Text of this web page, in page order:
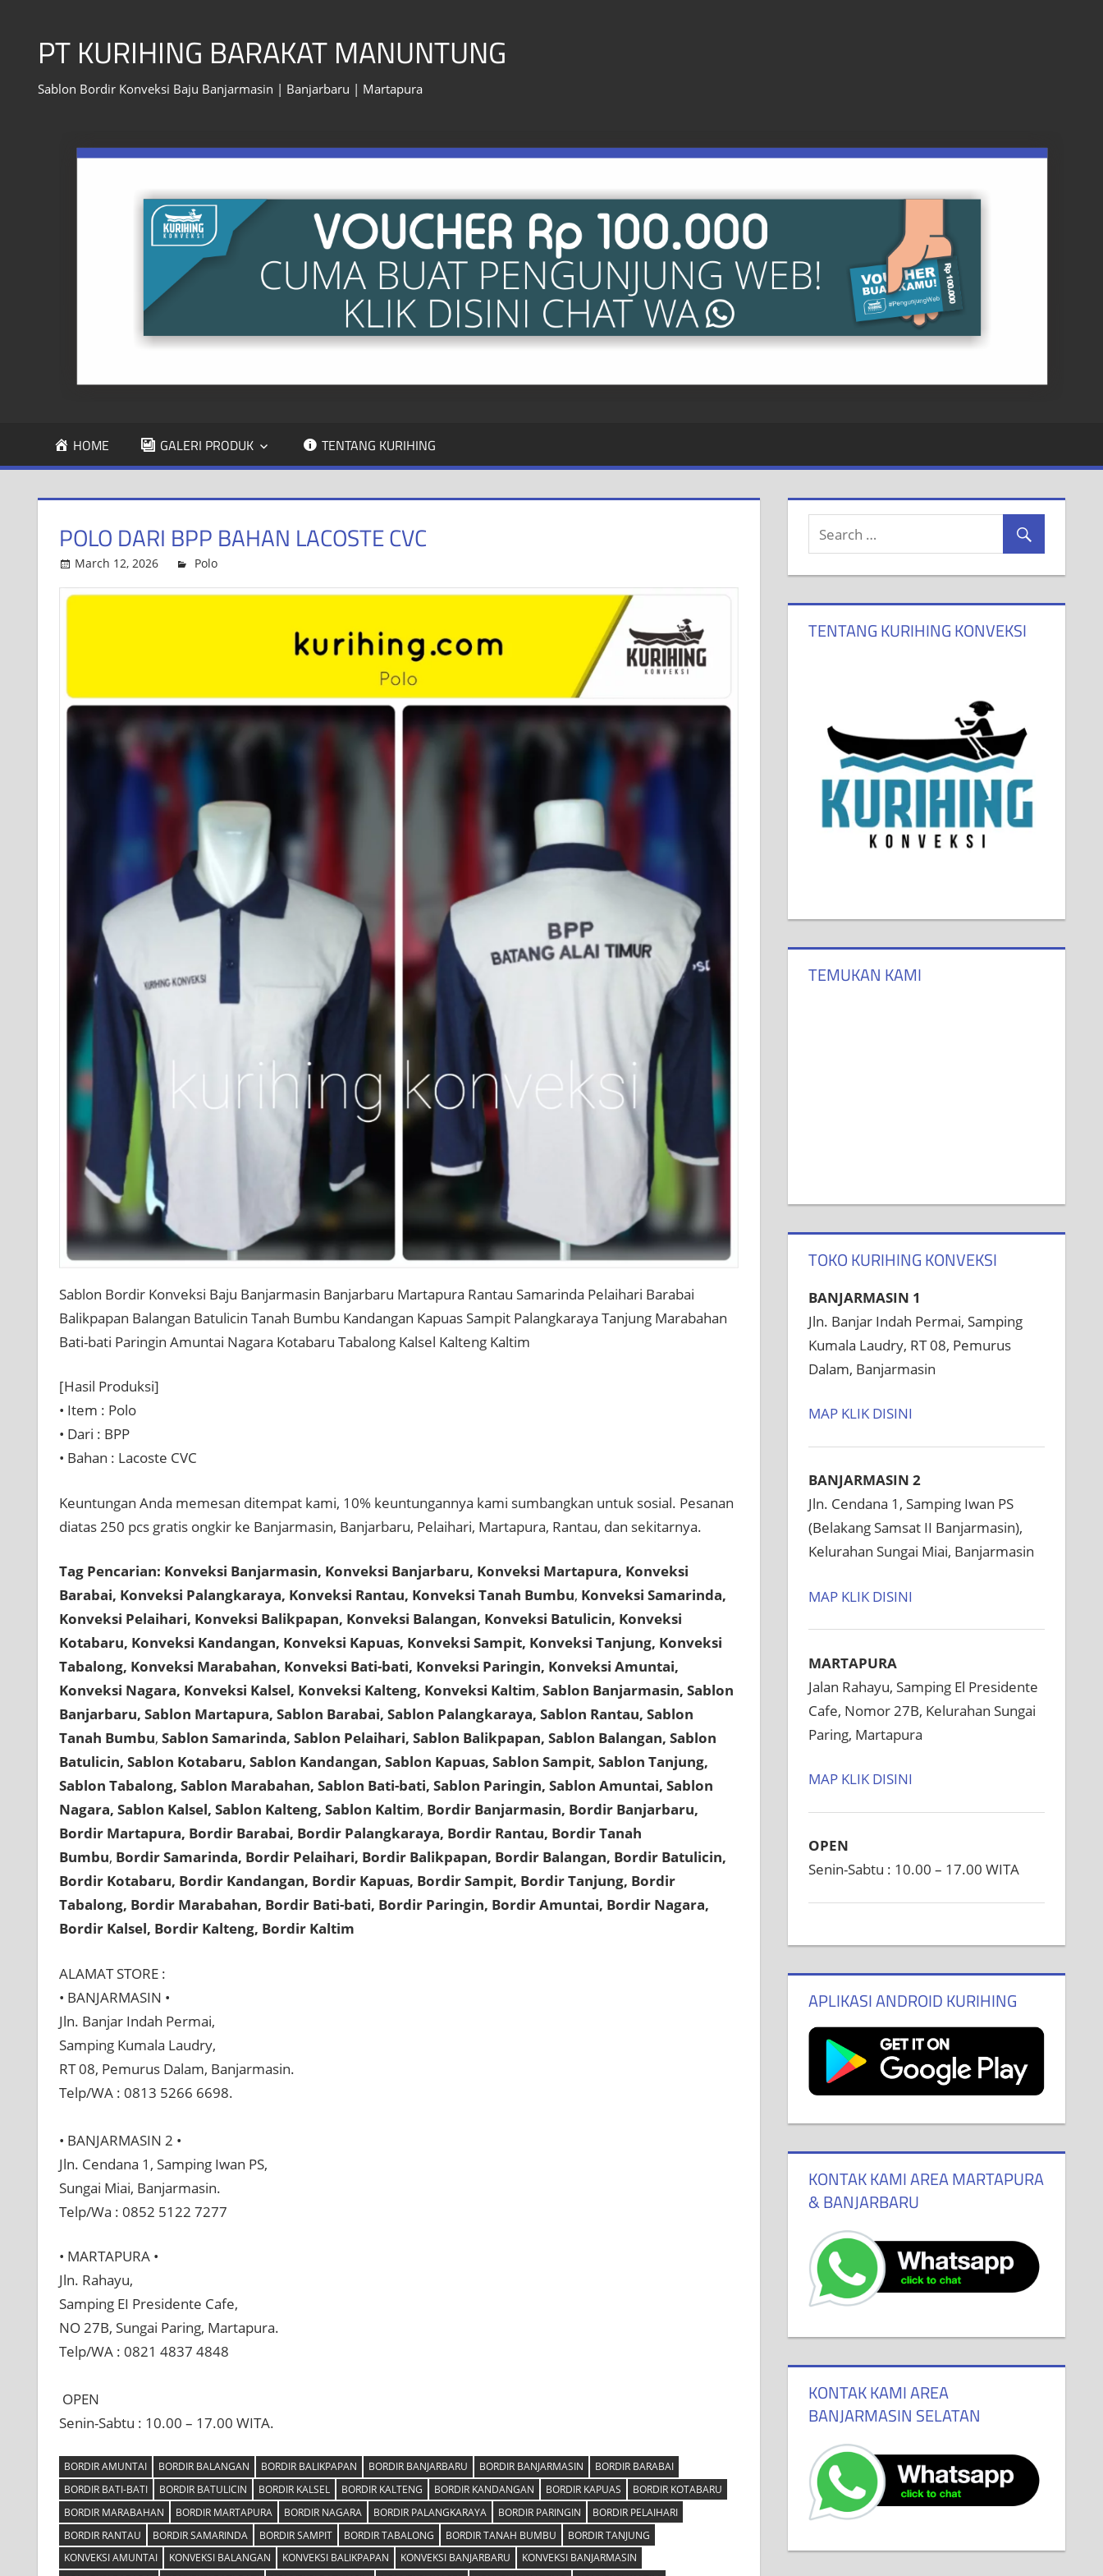
contentPT KURIHING BARAKAT MANUNTUNG
Sablon Bordir Konveksi Baju Banjarmasin | Banjarbaru | Martapura
HOME GALERI PRODUK TENTANG KURIHING
POLO DARI BPP BAHAN LACOSTE CVC
March 12, 2026 Kurihing Konveksi
Polo
Sablon Bordir Konveksi Baju Banjarmasin Banjarbaru Martapura Rantau Samarinda Pelaihari Barabai
Balikpapan Balangan Batulicin Tanah Bumbu Kandangan Kapuas Sampit Palangkaraya Tanjung Marabahan
Bati-bati Paringin Amuntai Nagara Kotabaru Tabalong Kalsel Kalteng Kaltim
[Hasil Produksi] ⠀⠀
• Item : Polo
• Dari : BPP
• Bahan : Lacoste CVC
Keuntungan Anda memesan ditempat kami, 10% keuntungannya kami sumbangkan untuk sosial. Pesanan
diatas 250 pcs gratis ongkir ke Banjarmasin, Banjarbaru, Pelaihari, Martapura, Rantau, dan sekitarnya.
Tag Pencarian: Konveksi Banjarmasin, Konveksi Banjarbaru, Konveksi Martapura, Konveksi
Barabai, Konveksi Palangkaraya, Konveksi Rantau, Konveksi Tanah Bumbu, Konveksi Samarinda,
Konveksi Pelaihari, Konveksi Balikpapan, Konveksi Balangan, Konveksi Batulicin, Konveksi
Kotabaru, Konveksi Kandangan, Konveksi Kapuas, Konveksi Sampit, Konveksi Tanjung, Konveksi
Tabalong, Konveksi Marabahan, Konveksi Bati-bati, Konveksi Paringin, Konveksi Amuntai,
Konveksi Nagara, Konveksi Kalsel, Konveksi Kalteng, Konveksi Kaltim, Sablon Banjarmasin, Sablon
Banjarbaru, Sablon Martapura, Sablon Barabai, Sablon Palangkaraya, Sablon Rantau, Sablon
Tanah Bumbu, Sablon Samarinda, Sablon Pelaihari, Sablon Balikpapan, Sablon Balangan, Sablon
Batulicin, Sablon Kotabaru, Sablon Kandangan, Sablon Kapuas, Sablon Sampit, Sablon Tanjung,
Sablon Tabalong, Sablon Marabahan, Sablon Bati-bati, Sablon Paringin, Sablon Amuntai, Sablon
Nagara, Sablon Kalsel, Sablon Kalteng, Sablon Kaltim, Bordir Banjarmasin, Bordir Banjarbaru,
Bordir Martapura, Bordir Barabai, Bordir Palangkaraya, Bordir Rantau, Bordir Tanah
Bumbu, Bordir Samarinda, Bordir Pelaihari, Bordir Balikpapan, Bordir Balangan, Bordir Batulicin,
Bordir Kotabaru, Bordir Kandangan, Bordir Kapuas, Bordir Sampit, Bordir Tanjung, Bordir
Tabalong, Bordir Marabahan, Bordir Bati-bati, Bordir Paringin, Bordir Amuntai, Bordir Nagara,
Bordir Kalsel, Bordir Kalteng, Bordir Kaltim
ALAMAT STORE :⠀⠀
• BANJARMASIN •⠀⠀
Jln. Banjar Indah Permai,⠀⠀
Samping Kumala Laudry,⠀⠀
RT 08, Pemurus Dalam, Banjarmasin.
Telp/WA : 0813 5266 6698.⠀⠀
• BANJARMASIN 2 •
Jln. Cendana 1, Samping Iwan PS,
Sungai Miai, Banjarmasin.
Telp/Wa : 0852 5122 7277
• MARTAPURA •⠀⠀
Jln. Rahayu,⠀⠀
Samping EI Presidente Cafe,⠀⠀
NO 27B, Sungai Paring, Martapura.
Telp/WA : 0821 4837 4848⠀
OPEN⠀
Senin-Sabtu : 10.00 – 17.00 WITA.
BORDIR AMUNTAI BORDIR BALANGAN BORDIR BALIKPAPAN BORDIR BANJARBARU BORDIR BANJARMASIN
BORDIR BARABAI
BORDIR BATI-BATI
BORDIR BATULICIN BORDIR KALSEL BORDIR KALTENG BORDIR KANDANGAN BORDIR KAPUAS
BORDIR KOTABARU
BORDIR MARABAHAN
BORDIR MARTAPURA BORDIR NAGARA BORDIR PALANGKARAYA BORDIR PARINGIN
BORDIR PELAIHARI
BORDIR RANTAU
BORDIR SAMARINDA BORDIR SAMPIT BORDIR TABALONG BORDIR TANAH BUMBU
BORDIR TANJUNG
KONVEKSI AMUNTAI
KONVEKSI BALANGAN KONVEKSI BALIKPAPAN KONVEKSI BANJARBARU
KONVEKSI BANJARMASIN
TENTANG KURIHING KONVEKSI
TEMUKAN KAMI
TOKO KURIHING KONVEKSI
BANJARMASIN 1
Jln. Banjar Indah Permai, Samping
Kumala Laudry, RT 08, Pemurus
Dalam, Banjarmasin
MAP KLIK DISINI
BANJARMASIN 2
Jln. Cendana 1, Samping Iwan PS
(Belakang Samsat II Banjarmasin),
Kelurahan Sungai Miai, Banjarmasin
MAP KLIK DISINI
MARTAPURA
Jalan Rahayu, Samping El Presidente
Cafe, Nomor 27B, Kelurahan Sungai
Paring, Martapura
MAP KLIK DISINI
OPEN
Senin-Sabtu : 10.00 – 17.00 WITA
APLIKASI ANDROID KURIHING
KONTAK KAMI AREA MARTAPURA
& BANJARBARU
KONTAK KAMI AREA
BANJARMASIN SELATAN